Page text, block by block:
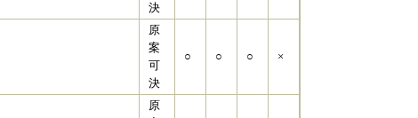
決
原
案
可
決
○ ○ ○ ×
原